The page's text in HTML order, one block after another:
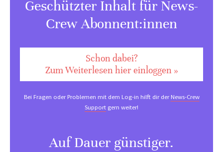
Geschützter Inhalt für News-
Crew Abonnent:innen
Schon dabei?
Zum Weiterlesen hier einloggen »
Bei Fragen oder Problemen mit dem Log-in hilft dir derNews-Crew
Support gern weiter!
Auf Dauer günstiger.